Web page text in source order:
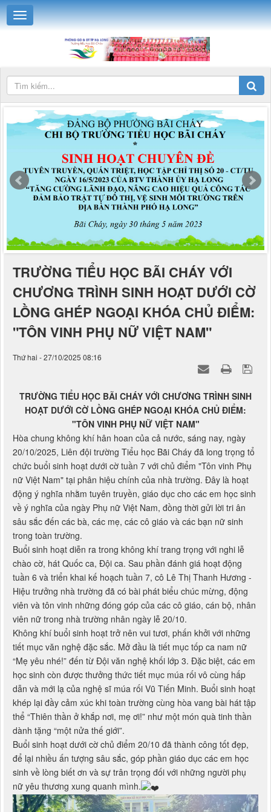
TRƯỜNG TIỂU HỌC BÃI CHÁY VỚI
CHƯƠNG TRÌNH SINH HOẠT DƯỚI CỜ
LỒNG GHÉP NGOẠI KHÓA CHỦ ĐIỂM:
"TÔN VINH PHỤ NỮ VIỆT NAM"
Thứ hai - 27/10/2025 08:16
TRƯỜNG TIỂU HỌC BÃI CHÁY VỚI CHƯƠNG TRÌNH SINH
HOẠT DƯỚI CỜ LỒNG GHÉP NGOẠI KHÓA CHỦ ĐIỂM:
"TÔN VINH PHỤ NỮ VIỆT NAM"
Hòa chung không khí hân hoan của cả nước, sáng nay, ngày
20/10/2025, Liên đội trường Tiểu học Bãi Cháy đã long trọng tổ
chức buổi sinh hoạt dưới cờ tuần 7 với chủ điểm "Tôn vinh Phụ
nữ Việt Nam" tại phân hiệu chính của nhà trường. Đây là hoạt
động ý nghĩa nhằm tuyên truyền, giáo dục cho các em học sinh
về ý nghĩa của ngày Phụ nữ Việt Nam, đồng thời gửi lời tri ân
sâu sắc đến các bà, các mẹ, các cô giáo và các bạn nữ sinh
trong toàn trường.
Buổi sinh hoạt diễn ra trong không khí trang trọng với nghi lễ
chào cờ, hát Quốc ca, Đội ca. Sau phần đánh giá hoạt động
tuần 6 và triển khai kế hoạch tuần 7, cô Lê Thị Thanh Hương -
Hiệu trưởng nhà trường đã có bài phát biểu chúc mừng, động
viên và tôn vinh những đóng góp của các cô giáo, cán bộ, nhân
viên nữ trong nhà trường nhân ngày lễ 20/10.
Không khí buổi sinh hoạt trở nên vui tươi, phấn khởi với những
tiết mục văn nghệ đặc sắc. Mở đầu là tiết mục tốp ca nam nữ
“Mẹ yêu nhé!” đến từ Đội văn nghệ khối lớp 3. Đặc biệt, các em
học sinh còn được thưởng thức tiết mục múa rối vô cùng hấp
dẫn và mới lạ của nghệ sĩ múa rối Vũ Tiến Minh. Buổi sinh hoạt
khép lại đầy cảm xúc khi toàn trường cùng hòa vang bài hát tập
thể “Thiên thần ở khắp nơi, mẹ ơi!” như một món quà tinh thần
dành tặng “một nửa thế giới”.
Buổi sinh hoạt dưới cờ chủ điểm 20/10 đã thành công tốt đẹp,
để lại nhiều ấn tượng sâu sắc, góp phần giáo dục các em học
sinh về lòng biết ơn và sự trân trọng đối với những người phụ
nữ yêu thương xung quanh mình.